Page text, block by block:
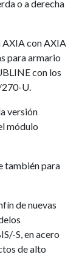
o a derecha
AXIA con AXIA
para armario
con los
270-U.
versión
módulo
también para
de nuevas
S, en acero
de alto